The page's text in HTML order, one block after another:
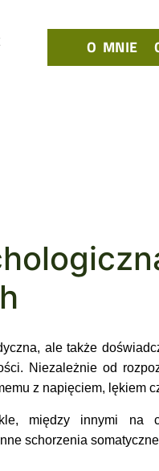
O MNIE
ale także
Niezależnie od
z napięciem, lękiem
między innymi na
schorzenia